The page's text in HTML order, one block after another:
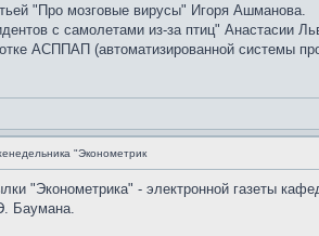
"Про мозговые вирусы" Игоря Ашманова.
с самолетами из-за птиц" Анастасии
АСППАП (автоматизированной системы
"Эконометрик
"Эконометрика" - электронной газеты
Баумана.